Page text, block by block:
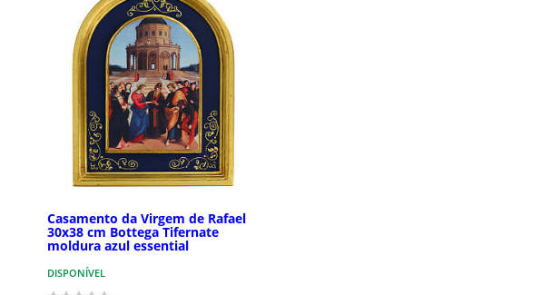
Casamento da Virgem de Rafael
30x38 cm Bottega Tifernate
moldura azul essential
DISPONÍVEL